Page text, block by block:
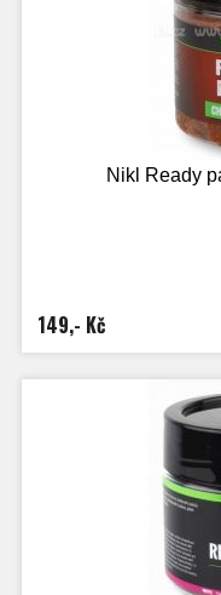
Nikl Ready
149,- Kč